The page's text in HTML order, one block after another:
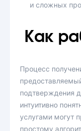
и сложных
Как
Процесс
подтверждения
интуитивно
услугами могут
простому